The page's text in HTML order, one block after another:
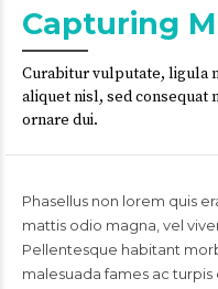
Capturing
Curabitur vulputate, ligula
aliquet nisl, sed consequat
ornare dui.
Phasellus non lorem quis
mattis odio magna, vel
Pellentesque habitant
malesuada fames ac